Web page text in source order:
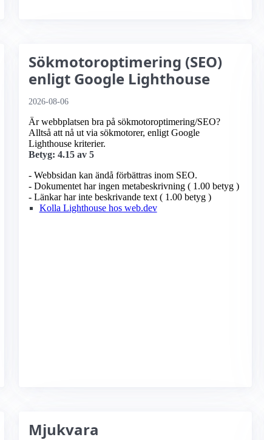
Sökmotoroptimering (SEO)
enligt Google Lighthouse
2026-08-06
Är webbplatsen bra på sökmotoroptimering/SEO?
Alltså att nå ut via sökmotorer, enligt Google
Lighthouse kriterier.
Betyg: 4.15 av 5
- Webbsidan kan ändå förbättras inom SEO.
- Dokumentet har ingen metabeskrivning ( 1.00 betyg )
- Länkar har inte beskrivande text ( 1.00 betyg )
Kolla Lighthouse hos web.dev
Mjukvara